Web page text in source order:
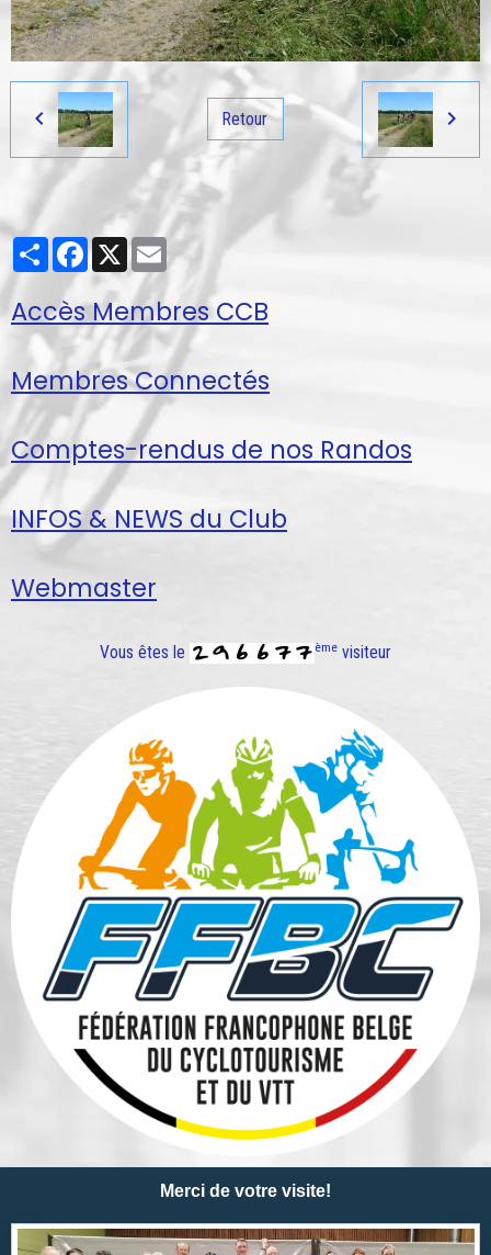
Retour
PartagerFacebook
X Email
Accès Membres CCB
Membres Connectés
Comptes-rendus de nos Randos
INFOS & NEWS du Club
Webmaster
Vous êtes le ème visiteur
Merci de votre visite!